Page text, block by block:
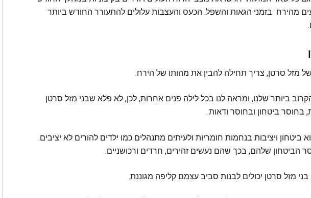
מהירח בזמני הגאות והשפל. הכעס והעצבות עלולים להתעורר החודש ביותר
מזל סרטן, צריך תחילה להבין את מהותו של הירח.
ביותר שלנו, ומראה לנו בכל לילה פנים אחרות, לכן, לא פלא שבני מזל סרטן
בחוסר ביטחון ובחוסר ודאות.
ביטחון ויציבות בנחמות חומריות ולעיתים מתנהלים כמו ילדים להורים לא יציבים.
הביטחון שלהם, בכך שהם נעשים זהירים, חרדים ורכושניים.
מזל סרטן יכולים לבנות סביב עצמם קליפה מגוננת.